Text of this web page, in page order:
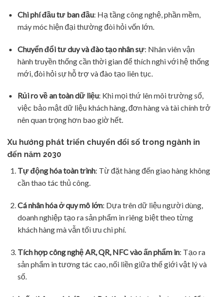
Chi phí đầu tư ban đầu: Hạ tầng công nghệ, phần mềm,
máy móc hiện đại thường đòi hỏi vốn lớn.
Chuyển đổi tư duy và đào tạo nhân sự: Nhân viên vận
hành truyền thống cần thời gian để thích nghi với hệ thống
mới, đòi hỏi sự hỗ trợ và đào tạo liên tục.
Rủi ro về an toàn dữ liệu: Khi mọi thứ lên môi trường số,
việc bảo mật dữ liệu khách hàng, đơn hàng và tài chính trở
nên quan trọng hơn bao giờ hết.
Xu hướng phát triển chuyển đổi số trong ngành in
đến năm 2030
Tự động hóa toàn trình: Từ đặt hàng đến giao hàng không
cần thao tác thủ công.
Cá nhân hóa ở quy mô lớn: Dựa trên dữ liệu người dùng,
doanh nghiệp tạo ra sản phẩm in riêng biệt theo từng
khách hàng mà vẫn tối ưu chi phí.
Tích hợp công nghệ AR, QR, NFC vào ấn phẩm in: Tạo ra
sản phẩm in tương tác cao, nối liền giữa thế giới vật lý và
số.